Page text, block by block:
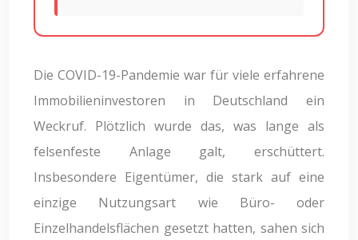
Die COVID-19-Pandemie war für viele erfahrene
Immobilieninvestoren in Deutschland ein
Weckruf. Plötzlich wurde das, was lange als
felsenfeste Anlage galt, erschüttert.
Insbesondere Eigentümer, die stark auf eine
einzige Nutzungsart wie Büro- oder
Einzelhandelsflächen gesetzt hatten, sahen sich